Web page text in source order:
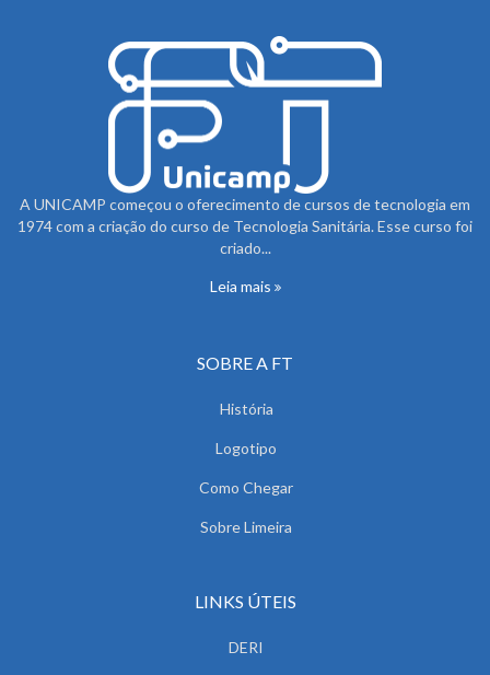
A UNICAMP começou o oferecimento de cursos de tecnologia em
1974 com a criação do curso de Tecnologia Sanitária. Esse curso foi
criado...
Leia mais
SOBRE A FT
História
Logotipo
Como Chegar
Sobre Limeira
LINKS ÚTEIS
DERI